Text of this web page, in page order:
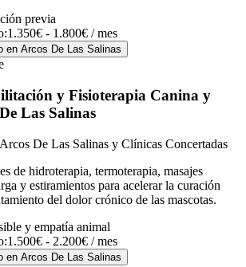
previa
1.350€ - 1.800€ / mes
en Arcos De Las Salinas
y Fisioterapia Canina y
Las Salinas
De Las Salinas y Clínicas Concertadas
de hidroterapia, termoterapia, masajes
y estiramientos para acelerar la curación
del dolor crónico de las mascotas.
y empatía animal
1.500€ - 2.200€ / mes
en Arcos De Las Salinas